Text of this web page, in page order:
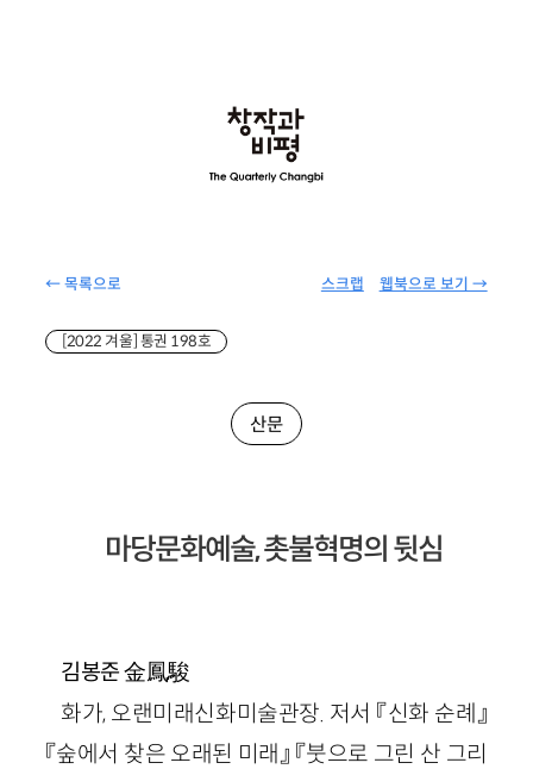
← 목록으로 웹북으로 보기 →
스크랩
[2022 겨울] 통권 198호
산문
마당문화예술, 촛불혁명의 뒷심
김봉준金鳳駿
화가, 오랜미래신화미술관장. 저서 『신화 순례』
『숲에서 찾은 오래된 미래』 『붓으로 그린 산 그리